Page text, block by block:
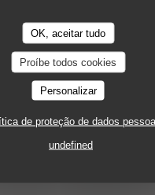
OK, aceitar tudo
Proíbe todos cookies
Personalizar
de proteção de dados
undefined
75011 PARIS((abre